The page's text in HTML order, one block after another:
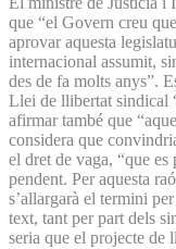
que “el Govern creu
aprovar aquesta
internacional assumit,
des de fa molts anys”.
Llei de llibertat sindical
afirmar també que
considera que
el dret de vaga, “que
pendent. Per aquesta
s’allargarà el termini
text, tant per part dels
seria que el projecte de